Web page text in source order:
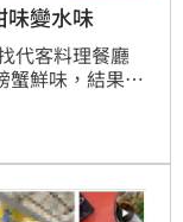
變水味
代客料理餐廳
蟹鮮味，結果發
盤子放不下，
螃蟹鮮甜味流
兩者差異大。